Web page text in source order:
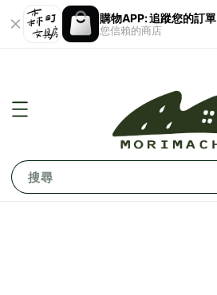
購物APP: 追蹤您的訂單
您信賴的商店
搜尋